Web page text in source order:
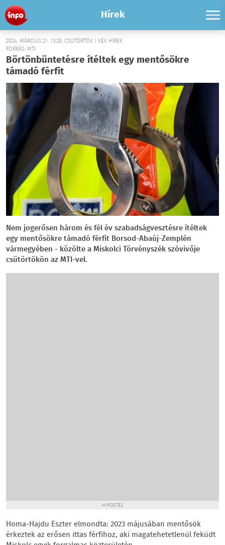
Hírek
2024. MÁRCIUS 21. 13:28, CSÜTÖRTÖK | KÉK HÍREK
FORRÁS: MTI
Börtönbüntetésre ítéltek egy mentősökre
támadó férfit
Nem jogerősen három és fél év szabadságvesztésre ítéltek
egy mentősökre támadó férfit Borsod-Abaúj-Zemplén
vármegyében - közölte a Miskolci Törvényszék szóvivője
csütörtökön az MTI-vel.
HIRDETÉS
Homa-Hajdu Eszter elmondta: 2023 májusában mentősök
érkeztek az erősen ittas férfihoz, aki magatehetetlenül feküdt